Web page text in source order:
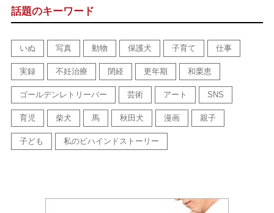
話題のキーワード
いぬ 写真 動物 保護犬 子育て 仕事
実録 不妊治療 閉経 更年期 和栗恵
ゴールデンレトリーバー 芸術 アート SNS
育児 柴犬 馬 秋田犬 漫画 親子
子ども 私のビハインドストーリー